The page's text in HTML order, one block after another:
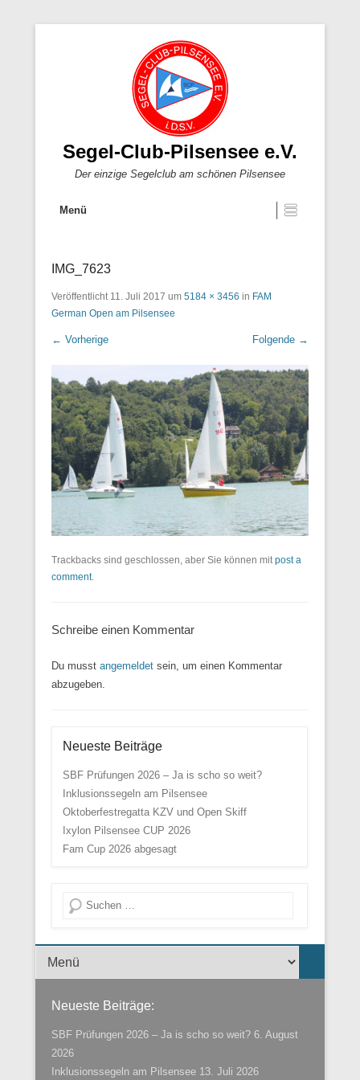
Segel-Club-Pilsensee e.V.
Der einzige Segelclub am schönen Pilsensee
Menü
IMG_7623
Veröffentlicht 11. Juli 2017 um 5184 × 3456 in FAM
German Open am Pilsensee
← Vorherige Folgende →
Trackbacks sind geschlossen, aber Sie können mitpost a
comment.
Schreibe einen Kommentar
Du musst angemeldet sein, um einen Kommentar
abzugeben.
Neueste Beiträge
SBF Prüfungen 2026 – Ja is scho so weit?
Inklusionssegeln am Pilsensee
Oktoberfestregatta KZV und Open Skiff
Ixylon Pilsensee CUP 2026
Fam Cup 2026 abgesagt
Suche
Menü der Fußzeile
Neueste Beiträge:
SBF Prüfungen 2026 – Ja is scho so weit? 6. August
2026
Inklusionssegeln am Pilsensee 13. Juli 2026